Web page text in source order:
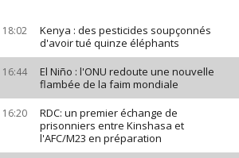
18:02
Kenya : des pesticides soupçonnés
d'avoir tué quinze éléphants
16:44
El Niño : l'ONU redoute une nouvelle
flambée de la faim mondiale
16:20
RDC: un premier échange de
prisonniers entre Kinshasa et
l'AFC/M23 en préparation